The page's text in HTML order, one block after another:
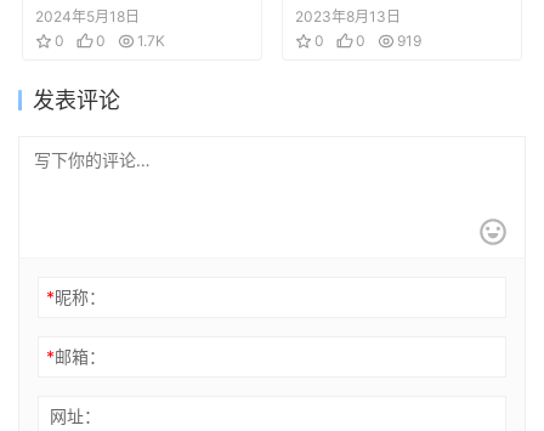
It’s MyGO!!!!!」
official guidebook
2024年5月18日
0
0 1.7K
アンコンプリートア
ートワークス
2023年8月13日
0
0 919
发表评论
*昵称：
*邮箱：
网址：